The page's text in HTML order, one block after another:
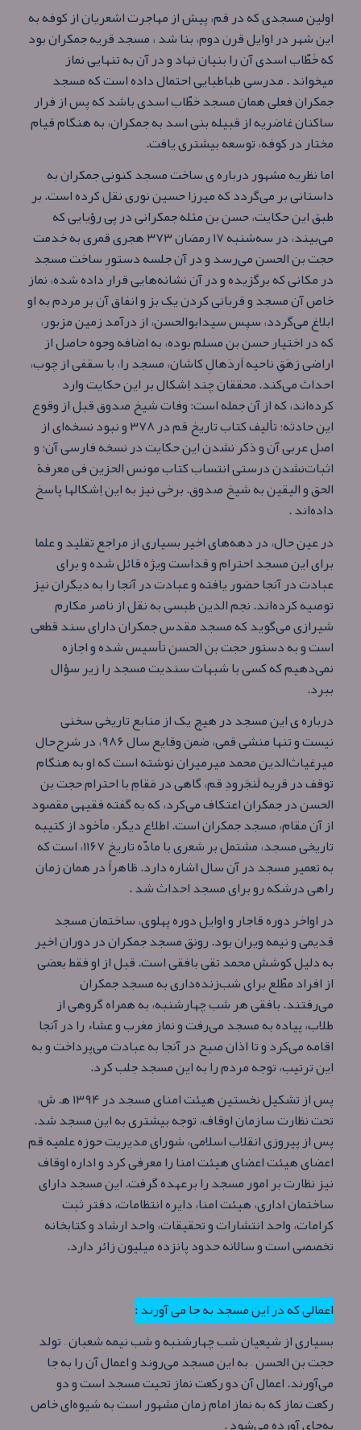
اولین مسجدی که در قم، پیش از مهاجرت اشعریان از کوفه به
این شهر در اوایل قرن دوم، بنا شد ، مسجد قریه جمکران بود
که خَطّاب اسدی آن را بنیان نهاد و در آن به تنهایی نماز
میخواند . مدرسی طباطبایی احتمال داده‌ است که مسجد
جمکران فعلی همان مسجد خطّاب اسدی باشد که پس از فرار
ساکنان غاضریه از قبیله بنی اسد به جمکران، به هنگام قیام
مختار در کوفه، توسعه بیشتری یافت.
اما نظریه مشهور درباره ی ساخت مسجد کنونی جمکران به
داستانی بر می‌گردد که میرزا حسین نوری نقل کرده‌ است. بر
طبق این حکایت، حسن بن مثله جمکرانی در پی رؤیایی که
می‌بیند، در سه‌شنبه ۱۷ رمضان ۳۷۳ هجری قمری به خدمت
حجت بن الحسن می‌رسد و در آن جلسه دستورِ ساخت مسجد
در مکانی که برگزیده و در آن نشانه‌هایی قرار داده شده، نماز
خاص آن مسجد و قربانی کردن یک بز و انفاق آن بر مردم به او
ابلاغ می‌گردد، سپس سیدابوالحسن، از درآمد زمین مزبور،
که در اختیار حسن بن مسلم بوده، به اضافه وجوه حاصل از
اراضی رَهَقِ ناحیه اَردَهالِ کاشان، مسجد را، با سقفی از چوب،
احداث می‌کند. محققان چند اِشکال بر این حکایت وارد
کرده‌اند، که از آن جمله است: وفات شیخ صدوق قبل از وقوع
این حادثه؛ تألیف کتاب تاریخ قم در ۳۷۸ و نبود نسخه‌ای از
اصل عربی آن و ذکر نشدن این حکایت در نسخه فارسی آن؛ و
اثبات‌نشدن درستی انتساب کتاب مونس الحزین فی معرفة
الحق و الیقین به شیخ‌ صدوق. برخی نیز به این اِشکالها پاسخ
داده‌اند .
در عین حال، در دهه‌های اخیر بسیاری از مراجع تقلید و علما
برای این مسجد احترام و قداست ویژه قائل شده و برای
عبادت در آنجا حضور یافته و عبادت در آنجا را به دیگران نیز
توصیه کرده‌اند. نجم الدین طبسی به نقل از ناصر مکارم
شیرازی می‌گوید که مسجد مقدس جمکران دارای سند قطعی
است و به دستور حجت بن الحسن تأسیس شده و اجازه
نمی‌دهیم که کسی با شبهات سندیت مسجد را زیر سؤال
ببرد.
درباره ی این مسجد در هیچ‌ یک از منابع تاریخی سخنی
نیست و تنها منشی قمی، ضمن وقایع سال ۹۸۶، در شرح‌حال
میرغیاث‌الدین محمد میرمیران نوشته‌ است که او به هنگام
توقف در قریه لَنجَرودِ قم، گاهی در مَقامِ با احترام حجت بن
الحسن در جمکران اعتکاف می‌کرد، که به گفته فقیهی مقصود
از آن مقام، مسجد جمکران است. اطلاع دیگر، مأخود از کتیبه
تاریخی مسجد، مشتمل بر شعری با مادّه تاریخ ۱۱۶۷، است که
به تعمیر مسجد در آن سال اشاره دارد. ظاهراً در همان زمان
راهی درشکه‌ رو برای مسجد احداث شد .
در اواخر دوره قاجار و اوایل دوره پهلوی، ساختمان مسجد
قدیمی و نیمه‌ ویران بود. رونق مسجد جمکران در دوران اخیر
به دلیل کوشش محمد تقی بافقی است. قبل از او فقط بعضی
از افراد مطّلع برای شب‌زنده‌داری به مسجد جمکران
می‌رفتند. بافقی هر شب چهارشنبه، به همراه گروهی از
طلاب، پیاده به مسجد می‌رفت و نماز مغرب و عشاء را در آنجا
اقامه می‌کرد و تا اذان صبح در آنجا به عبادت می‌پرداخت و به
این ترتیب، توجه مردم را به این مسجد جلب کرد.
پس از تشکیل نخستین هیئت امنای مسجد در ۱۳۹۴ ه‍. ش،
تحت نظارت سازمان اوقاف، توجه بیشتری به این مسجد شد.
پس از پیروزی انقلاب اسلامی، شورای مدیریت حوزه علمیه قم
اعضای هیئت اعضای هیئت امنا را معرفی کرد و اداره اوقاف
نیز نظارت بر امور مسجد را برعهده گرفت. این مسجد دارای
ساختمان اداری، هیئت امنا، دایره انتظامات، دفتر ثبت
کرامات، واحد انتشارات و تحقیقات، واحد ارشاد و کتابخانه
تخصصی است و سالانه حدود پانزده میلیون زائر دارد.
اعمالی که در این مسجد به جا می آورند :
بسیاری از شیعیان شب چهارشنبه و شب نیمه شعبان – تولد
حجت بن الحسن – به این مسجد می‌روند و اعمال آن را به جا
می‌آورند. اعمال آن دو رکعت نماز تحیت مسجد است و دو
رکعت نماز که به نماز امام زمان مشهور است به شیوه‌ای خاص